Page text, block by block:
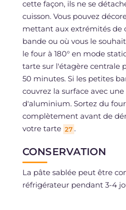
cette façon, ils ne se
cuisson. Vous pouvez
mettant aux extrémités de
bande ou où vous le
le four à 180° en mode
tarte sur l'étagère centrale
50 minutes. Si les petites
couvrez la surface avec
d'aluminium. Sortez du
complètement avant de
votre tarte 27 .
CONSERVATION
La pâte sablée peut être
réfrigérateur pendant 3-4